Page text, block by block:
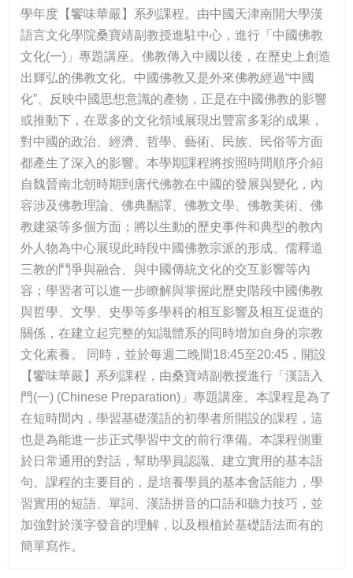
學年度【饗味華嚴】系列課程。由中國天津南開大學漢
語言文化學院桑寶靖副教授進駐中心，進行「中國佛教
文化(一)」專題講座。佛教傳入中國以後，在歷史上創造
出輝弘的佛教文化。中國佛教又是外來佛教經過“中國
化”、反映中國思想意識的產物，正是在中國佛教的影響
或推動下，在眾多的文化領域展現出豐富多彩的成果，
對中國的政治、經濟、哲學、藝術、民族、民俗等方面
都產生了深入的影響。本學期課程將按照時間順序介紹
自魏晉南北朝時期到唐代佛教在中國的發展與變化，內
容涉及佛教理論、佛典翻譯、佛教文學、佛教美術、佛
教建築等多個方面；將以生動的歷史事件和典型的教內
外人物為中心展現此時段中國佛教宗派的形成、儒釋道
三教的鬥爭與融合、與中國傳統文化的交互影響等內
容；學習者可以進一步瞭解與掌握此歷史階段中國佛教
與哲學、文學、史學等多學科的相互影響及相互促進的
關係，在建立起完整的知識體系的同時增加自身的宗教
文化素養。 同時，並於每週二晚間18:45至20:45，開設
【饗味華嚴】系列課程，由桑寶靖副教授進行「漢語入
門(一) (Chinese Preparation)」專題講座。本課程是為了
在短時間內，學習基礎漢語的初學者所開設的課程，這
也是為能進一步正式學習中文的前行準備。本課程側重
於日常通用的對話，幫助學員認識、建立實用的基本語
句。課程的主要目的，是培養學員的基本會話能力，學
習實用的短語、單詞、漢語拼音的口語和聽力技巧，並
加強對於漢字發音的理解，以及根植於基礎語法而有的
簡單寫作。